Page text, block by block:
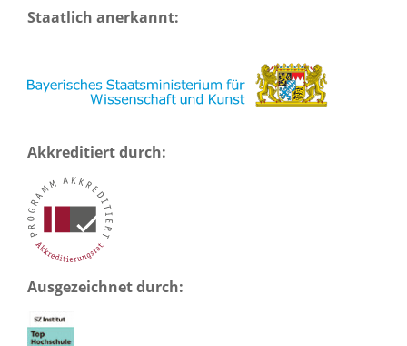
Staatlich anerkannt:
Akkreditiert durch:
Ausgezeichnet durch: